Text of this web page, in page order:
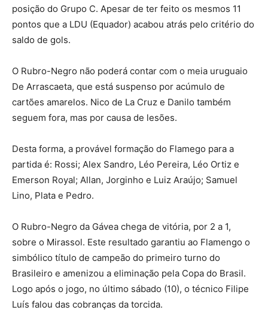
posição do Grupo C. Apesar de ter feito os mesmos 11
pontos que a LDU (Equador) acabou atrás pelo critério do
saldo de gols.
O Rubro-Negro não poderá contar com o meia uruguaio
De Arrascaeta, que está suspenso por acúmulo de
cartões amarelos. Nico de La Cruz e Danilo também
seguem fora, mas por causa de lesões.
Desta forma, a provável formação do Flamego para a
partida é: Rossi; Alex Sandro, Léo Pereira, Léo Ortiz e
Emerson Royal; Allan, Jorginho e Luiz Araújo; Samuel
Lino, Plata e Pedro.
O Rubro-Negro da Gávea chega de vitória, por 2 a 1,
sobre o Mirassol. Este resultado garantiu ao Flamengo o
simbólico título de campeão do primeiro turno do
Brasileiro e amenizou a eliminação pela Copa do Brasil.
Logo após o jogo, no último sábado (10), o técnico Filipe
Luís falou das cobranças da torcida.